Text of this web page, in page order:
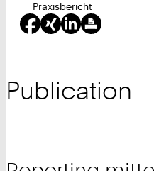
Praxisbericht
Publication